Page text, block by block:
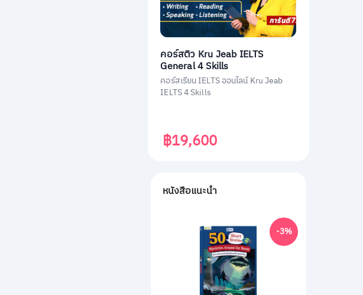
คอร์สติว Kru Jeab IELTS
General 4 Skills
คอร์สเรียน IELTS ออนไลน์ Kru Jeab
IELTS 4 Skills
฿19,600
หนังสือแนะนำ
-3%